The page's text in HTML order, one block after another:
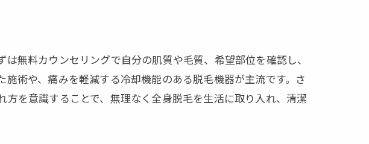
無料カウンセリングで自分の肌質や毛質、希望部位を確認し、
術や、痛みを軽減する冷却機能のある脱毛機器が主流です。さ
を意識することで、無理なく全身脱毛を生活に取り入れ、清潔